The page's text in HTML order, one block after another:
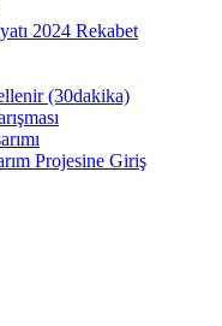
2024 Rekabet
(30dakika)
Projesine Giriş